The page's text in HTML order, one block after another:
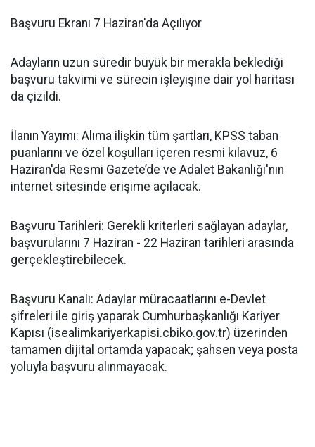
​Başvuru Ekranı 7 Haziran'da Açılıyor
​Adayların uzun süredir büyük bir merakla beklediği
başvuru takvimi ve sürecin işleyişine dair yol haritası
da çizildi.
​İlanın Yayımı: Alıma ilişkin tüm şartları, KPSS taban
puanlarını ve özel koşulları içeren resmi kılavuz, 6
Haziran'da Resmi Gazete’de ve Adalet Bakanlığı'nın
internet sitesinde erişime açılacak.
​Başvuru Tarihleri: Gerekli kriterleri sağlayan adaylar,
başvurularını 7 Haziran - 22 Haziran tarihleri arasında
gerçekleştirebilecek.
​Başvuru Kanalı: Adaylar müracaatlarını e-Devlet
şifreleri ile giriş yaparak Cumhurbaşkanlığı Kariyer
Kapısı (isealimkariyerkapisi.cbiko.gov.tr) üzerinden
tamamen dijital ortamda yapacak; şahsen veya posta
yoluyla başvuru alınmayacak.